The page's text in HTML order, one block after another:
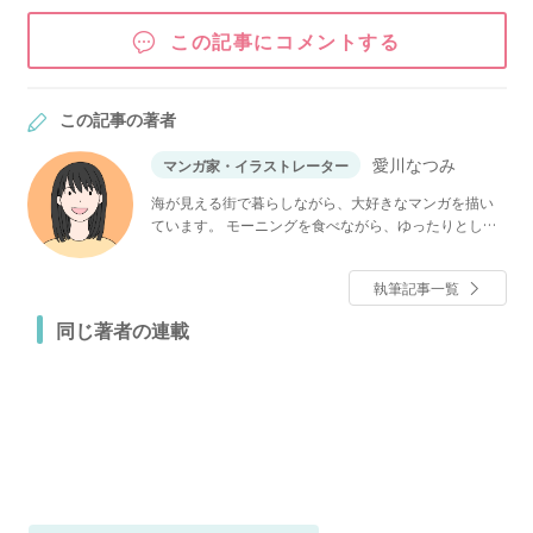
この記事にコメントする
この記事の著者
マンガ家・イラストレーター 愛川なつみ
海が見える街で暮らしながら、大好きなマンガを描い
ています。 モーニングを食べながら、ゆったりとした
執筆記事一覧
同じ著者の連載